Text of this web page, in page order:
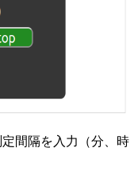
間隔を入力（分、時